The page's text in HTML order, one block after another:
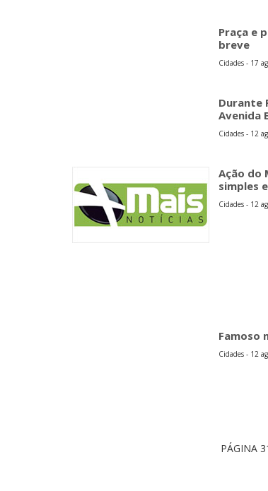
Praça e
breve
Cidades - 17
Durante
Avenida
Cidades - 12
Ação do
simples
Cidades - 12
Famoso
Cidades - 12
PÁGINA